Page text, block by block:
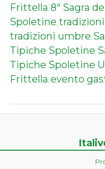
Frittella, 8ª Sagra
Spoletine,
tradizioni umbre,
Tipiche Spoletine,
Tipiche Spoletine
Frittella, evento